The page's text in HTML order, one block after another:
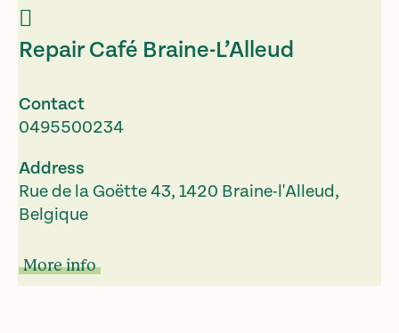
Repair Café Braine-L’Alleud
Contact
0495500234
Address
Rue de la Goëtte 43, 1420 Braine-l'Alleud,
Belgique
More info